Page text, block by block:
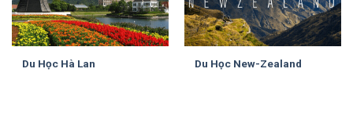
Du Học Hà Lan Du Học New-Zealand